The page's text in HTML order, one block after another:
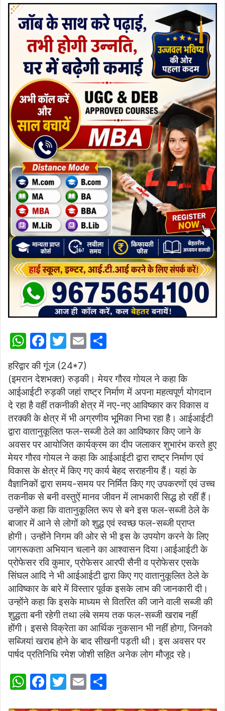
W
at
s
A
p
p
F
a
c
e
b
o
o
k
T
itt
er
E
ai
l
ar
e
हरिद्वार की गूंज (24*7)
(इमरान देशभक्त) रुड़की। मेयर गौरव गोयल ने कहा कि
आईआईटी रुड़की जहां राष्ट्र निर्माण में अपना महत्वपूर्ण योगदान
दे रहा है वहीं तकनीकी क्षेत्र में नए-नए आविष्कार कर विकास व
तरक्की के क्षेत्र में भी अग्रणीय भूमिका निभा रहा है। आईआईटी
द्वारा वातानुकूलित फल-सब्जी ठेले का आविष्कार किए जाने के
अवसर पर आयोजित कार्यक्रम का दीप जलाकर शुभारंभ करते हुए
मेयर गौरव गोयल ने कहा कि आईआईटी द्वारा राष्ट्र निर्माण एवं
विकास के क्षेत्र में किए गए कार्य बेहद सराहनीय हैं। यहां के
वैज्ञानिकों द्वारा समय-समय पर निर्मित किए गए उपकरणों एवं उच्च
तकनीक से बनी वस्तुऐं मानव जीवन में लाभकारी सिद्ध हो रहीं हैं।
उन्होंने कहा कि वातानुकूलित रूप से बने इस फल-सब्जी ठेले के
बाजार में आने से लोगों को शुद्ध एवं स्वच्छ फल-सब्जी प्राप्त
होगी। उन्होंने निगम की ओर से भी इस के उपयोग करने के लिए
जागरूकता अभियान चलाने का आश्वासन दिया।आईआईटी के
प्रोफेसर रवि कुमार, प्रोफेसर आरपी सैनी व प्रोफेसर एसके
सिंघल आदि ने भी आईआईटी द्वारा किए गए वातानुकूलित ठेले के
आविष्कार के बारे में विस्तार पूर्वक इसके लाभ की जानकारी दी।
उन्होंने कहा कि इसके माध्यम से वितरित की जाने वाली सब्जी की
शुद्धता बनी रहेगी तथा लंबे समय तक फल-सब्जी खराब नहीं
होंगी। इससे विक्रेता का आर्थिक नुकसान भी नहीं होगा, जिनको
सब्जियां खराब होने के बाद सीखनी पड़ती थी। इस अवसर पर
पार्षद प्रतिनिधि रमेश जोशी सहित अनेक लोग मौजूद रहे।
W F
T
E